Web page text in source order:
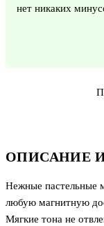
ОПИСАНИЕ
Нежные пастельные
любую магнитную
Мягкие тона не
нет никаких